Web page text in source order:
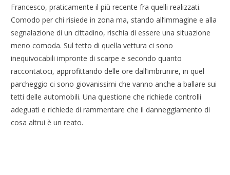
Francesco, praticamente il più recente fra quelli realizzati.
Comodo per chi risiede in zona ma, stando all’immagine e alla
segnalazione di un cittadino, rischia di essere una situazione
meno comoda. Sul tetto di quella vettura ci sono
inequivocabili impronte di scarpe e secondo quanto
raccontatoci, approfittando delle ore dall’imbrunire, in quel
parcheggio ci sono giovanissimi che vanno anche a ballare sui
tetti delle automobili. Una questione che richiede controlli
adeguati e richiede di rammentare che il danneggiamento di
cosa altrui è un reato.